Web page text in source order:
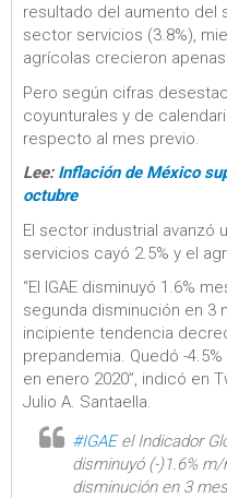
resultado del aumento del
sector servicios (3.8%),
agrícolas crecieron apenas
Pero según cifras
coyunturales y de
respecto al mes previo.
Lee: Inflación de México
octubre
El sector industrial avanzó
servicios cayó 2.5% y el
“El IGAE disminuyó 1.6%
segunda disminución en 3
incipiente tendencia
prepandemia. Quedó -
en enero 2020”, indicó en
Julio A. Santaella.
#IGAEel Indicador
disminuyó (-)1.6%
disminución en 3